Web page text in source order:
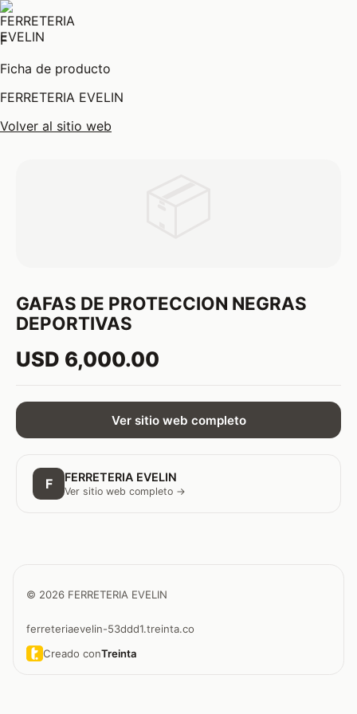
F
Ficha de producto
FERRETERIA EVELIN
Volver al sitio web
GAFAS DE PROTECCION NEGRAS
DEPORTIVAS
USD 6,000.00
Ver sitio web completo
F FERRETERIA EVELIN
Ver sitio web completo →
© 2026 FERRETERIA EVELIN
ferreteriaevelin-53ddd1.treinta.co
Creado conTreinta